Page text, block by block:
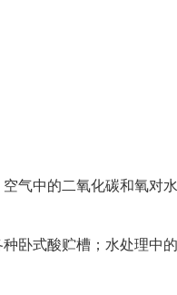
气中的二氧化碳和氧对
卧式酸贮槽；水处理中